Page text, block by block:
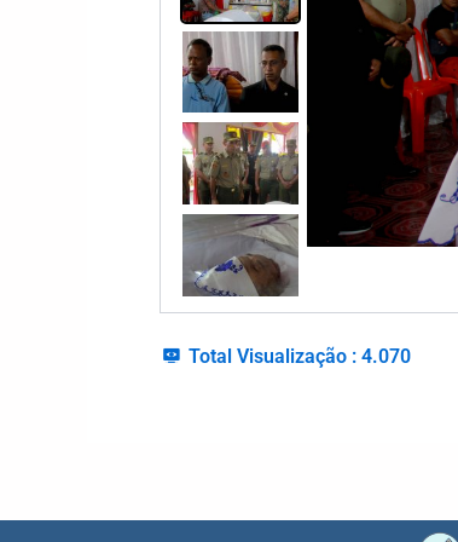
Total Visualização : 4.070